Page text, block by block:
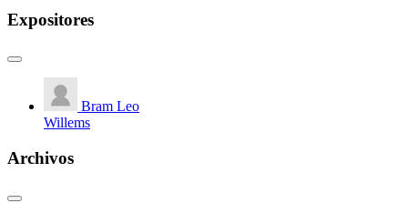
Expositores
Bram Leo
Willems
Archivos